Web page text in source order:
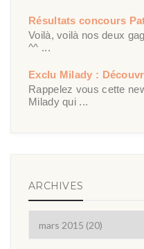
Résultats concours
Voilà, voilà nos deux
^^ ...
Exclu Milady :
Rappelez vous cette
Milady qui ...
ARCHIVES